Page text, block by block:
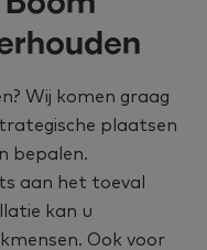
Wij komen graag
plaatsen
bepalen.
aan het toeval
kan u
Ook voor